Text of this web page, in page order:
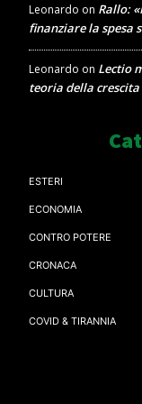
Leonardo on Rallo:
finanziare la spesa
Leonardo on Lectio
teoria della crescita
ESTERI
ECONOMIA
CONTRO POTERE
CRONACA
CULTURA
COVID & TIRANNIA